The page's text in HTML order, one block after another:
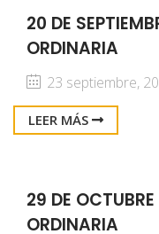
20 DE
ORDINARIA
23 septiembre,
LEER MÁS
29 DE
ORDINARIA